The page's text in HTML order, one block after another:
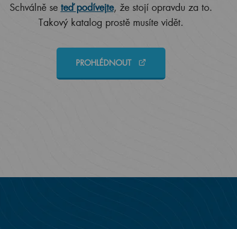
Schválně se teď podívejte, že stojí opravdu za to.
Takový katalog prostě musíte vidět.
PROHLÉDNOUT